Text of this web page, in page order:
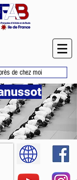
de chez moi